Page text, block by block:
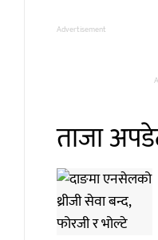
Advertisement
ताजा